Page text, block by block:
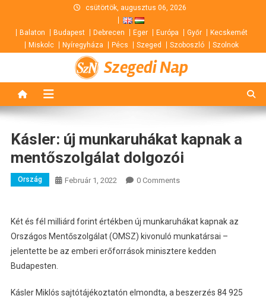
content
csütörtök, augusztus 06, 2026
Balaton Budapest Debrecen Eger Európa Győr
Kecskemét
Miskolc
Nyíregyháza Pécs Szeged Szoboszló Szolnok
Szegedi Nap
Kásler: új munkaruhákat kapnak a
mentőszolgálat dolgozói
Ország Február 1, 2022 0 Comments
Két és fél milliárd forint értékben új munkaruhákat kapnak az
Országos Mentőszolgálat (OMSZ) kivonuló munkatársai –
jelentette be az emberi erőforrások minisztere kedden
Budapesten.
Kásler Miklós sajtótájékoztatón elmondta, a beszerzés 84 925